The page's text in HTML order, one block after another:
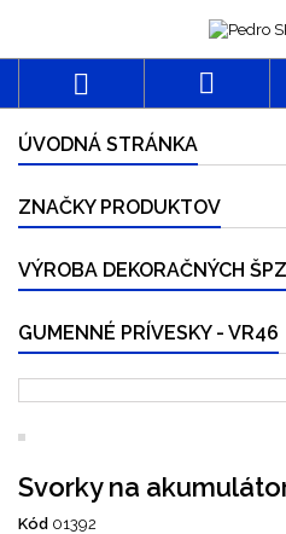
 
ÚVODNÁ STRÁNKA
ZNAČKY PRODUKTOV
VÝROBA DEKORAČNÝCH ŠPZ
GUMENNÉ PRÍVESKY - VR46
Svorky na
Kód 01392